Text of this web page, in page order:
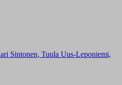
Sintonen, Tuula Uus-Leponiemi,